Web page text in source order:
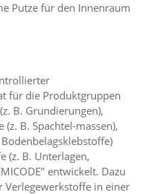
Putze für den Innenraum
für die Produktgruppen
B. Grundierungen),
B. Spachtel-massen),
(z. B. Unterlagen,
entwickelt. Dazu
Verlegewerkstoffe in einer